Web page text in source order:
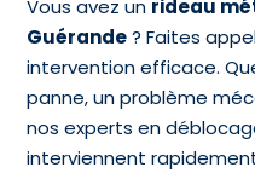
Vous avez un rideau
Guérande? Faites
intervention efficace.
panne, un problème
nos experts en
interviennent